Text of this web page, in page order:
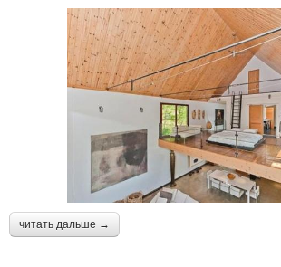
читать дальше →